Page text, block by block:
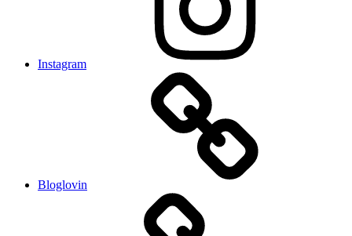
Instagram
Bloglovin